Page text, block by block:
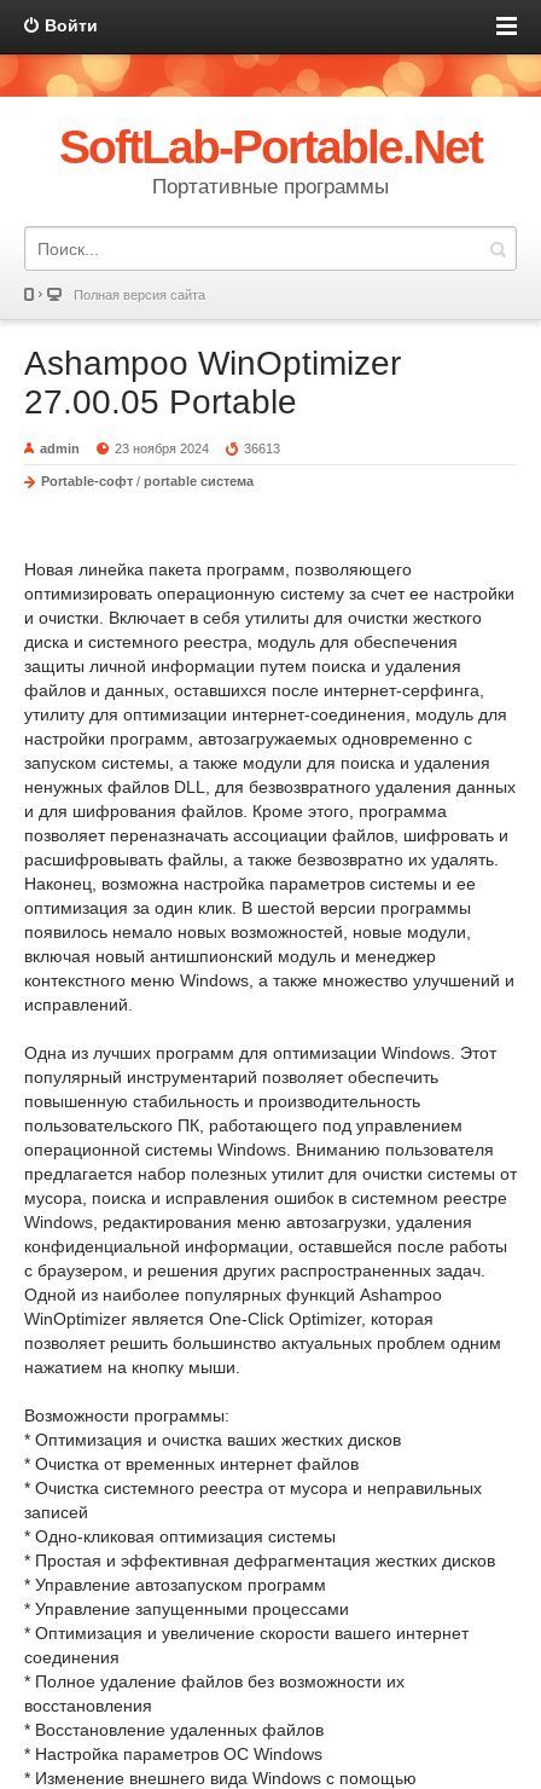
Войти
SoftLab-Portable.Net
Портативные программы
Полная версия сайта
Ashampoo WinOptimizer
27.00.05 Portable
admin 23 ноября 2024 36613
Portable-софт / portable система
Новая линейка пакета программ, позволяющего
оптимизировать операционную систему за счет ее настройки
и очистки. Включает в себя утилиты для очистки жесткого
диска и системного реестра, модуль для обеспечения
защиты личной информации путем поиска и удаления
файлов и данных, оставшихся после интернет-cepфингa,
утилиту для оптимизации интернет-соединения, модуль для
настройки программ, автозагружаемых одновременно с
запуском системы, а также модули для поиска и удаления
ненужных файлов DLL, для безвозвратного удаления данных
и для шифрования файлов. Кроме этого, программа
позволяет переназначать ассоциации файлов, шифровать и
расшифровывать файлы, а также безвозвратно их удалять.
Наконец, возможна настройка параметров системы и ее
оптимизация за один клик. В шестой версии программы
появилось немало новых возможностей, новые модули,
включая новый антишпионский модуль и менеджер
контекстного меню Windows, а также множество улучшений и
исправлений.
Одна из лучших программ для оптимизации Windows. Этот
популярный инструментарий позволяет обеспечить
повышенную стабильность и производительность
пользовательского ПК, работающего под управлением
операционной системы Windows. Вниманию пользователя
предлагается набор полезных утилит для очистки системы от
мусора, поиска и исправления ошибок в системном реестре
Windows, редактирования меню автозагрузки, удаления
конфиденциальной информации, оставшейся после работы
с браузером, и решения других распространенных задач.
Одной из наиболее популярных функций Ashampoo
WinOptimizer является One-Click Optimizer, которая
позволяет решить большинство актуальных проблем одним
нажатием на кнопку мыши.
Возможности программы:
* Оптимизация и очистка ваших жестких дисков
* Очистка от временных интернет файлов
* Очистка системного реестра от мусора и неправильных
записей
* Одно-кликовая оптимизация системы
* Простая и эффективная дефрагментация жестких дисков
* Управление автозапуском программ
* Управление запущенными процессами
* Оптимизация и увеличение скорости вашего интернет
соединения
* Полное удаление файлов без возможности их
восстановления
* Восстановление удаленных файлов
* Настройка параметров ОС Windows
* Изменение внешнего вида Windows с помощью